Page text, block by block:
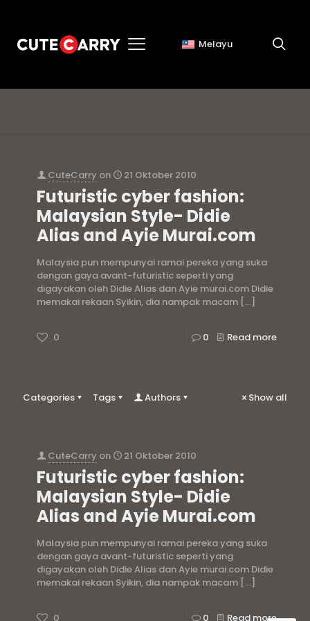
Melayu
CuteCarry on 21 Oktober 2010
Futuristic cyber fashion:
Malaysian Style- Didie
Alias and Ayie Murai.com
Malaysia pun mempunyai ramai pereka yang suka
dengan gaya avant-futuristic seperti yang
digayakan oleh Didie Alias dan Ayie murai.com Didie
memakai rekaan Syikin, dia nampak macam […]
0 0 Read more
Categories Tags Authors Show all
CuteCarry on 21 Oktober 2010
Futuristic cyber fashion:
Malaysian Style- Didie
Alias and Ayie Murai.com
Malaysia pun mempunyai ramai pereka yang suka
dengan gaya avant-futuristic seperti yang
digayakan oleh Didie Alias dan Ayie murai.com Didie
memakai rekaan Syikin, dia nampak macam […]
0 0 Read more